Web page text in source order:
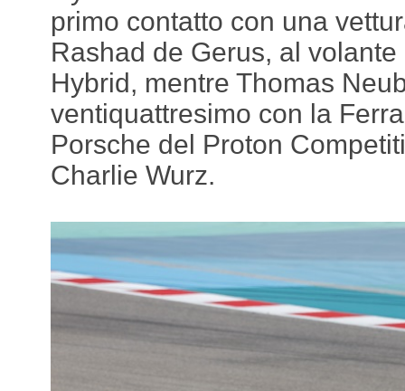
primo contatto con una
Rashad de Gerus, al
Hybrid, mentre Thomas
ventiquattresimo con la
Porsche del Proton
Charlie Wurz.